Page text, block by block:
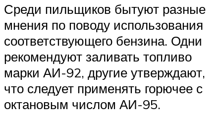
Среди пильщиков бытуют разные
мнения по поводу использования
соответствующего бензина. Одни
рекомендуют заливать топливо
марки АИ-92, другие утверждают,
что следует применять горючее с
октановым числом АИ-95.